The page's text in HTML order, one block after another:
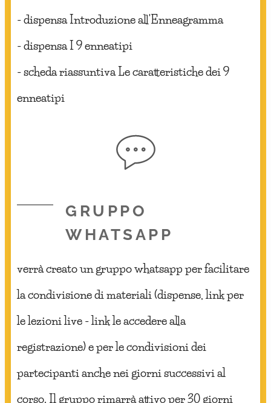
- dispensa Introduzione all'Enneagramma
- dispensa I 9 enneatipi
- scheda riassuntiva Le caratteristiche dei 9
enneatipi
GRUPPO
WHATSAPP
verrà creato un gruppo whatsapp per facilitare
la condivisione di materiali (dispense, link per
le lezioni live - link le accedere alla
registrazione) e per le condivisioni dei
partecipanti anche nei giorni successivi al
corso. Il gruppo rimarrà attivo per 30 giorni